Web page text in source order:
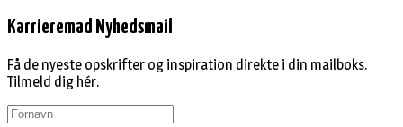
Karrieremad Nyhedsmail
Få de nyeste opskrifter og inspiration direkte i din mailboks.
Tilmeld dig hér.